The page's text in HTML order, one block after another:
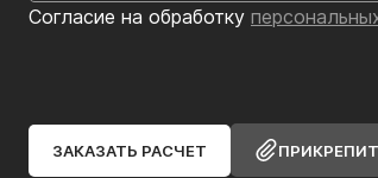
Согласие на обработку
ЗАКАЗАТЬ РАСЧЕТ